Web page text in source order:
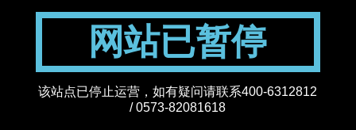
网站已暂停
该站点已停止运营，如有疑问请联系400-6312812
/ 0573-82081618